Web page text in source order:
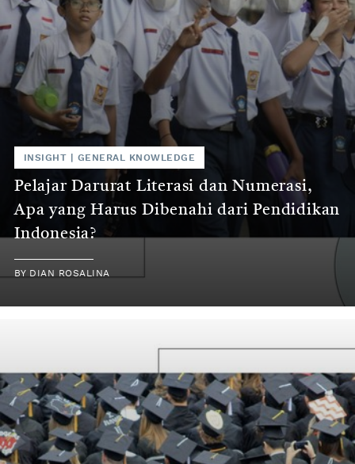
INSIGHT GENERAL KNOWLEDGE
Pelajar Darurat Literasi dan Numerasi,
Apa yang Harus Dibenahi dari Pendidikan
Indonesia?
BY DIAN ROSALINA